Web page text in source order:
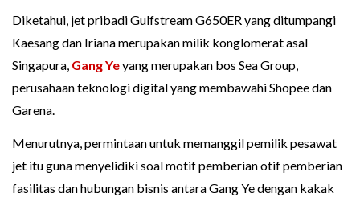
Diketahui, jet pribadi Gulfstream G650ER yang ditumpangi
Kaesang dan Iriana merupakan milik konglomerat asal
Singapura, Gang Yeyang merupakan bos Sea Group,
perusahaan teknologi digital yang membawahi Shopee dan
Garena.
Menurutnya, permintaan untuk memanggil pemilik pesawat
jet itu guna menyelidiki soal motif pemberian otif pemberian
fasilitas dan hubungan bisnis antara Gang Ye dengan kakak